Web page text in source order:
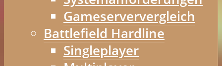
Gameserververgleich
Battlefield Hardline
Singleplayer